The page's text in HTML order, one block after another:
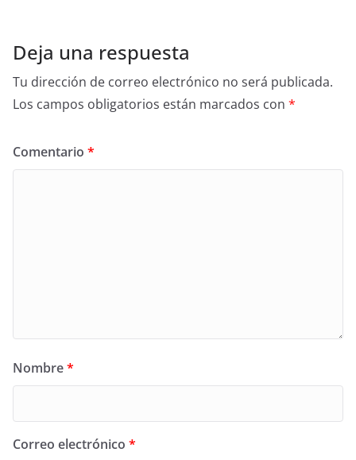
Deja una respuesta
Tu dirección de correo electrónico no será publicada.
Los campos obligatorios están marcados con *
Comentario *
Nombre*
Correo electrónico *